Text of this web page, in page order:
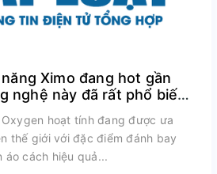
Ximo đang hot gần
nghệ này đã rất phổ biến
hoạt tính đang được ưa
thế giới với đặc điểm đánh bay
cách hiệu quả...